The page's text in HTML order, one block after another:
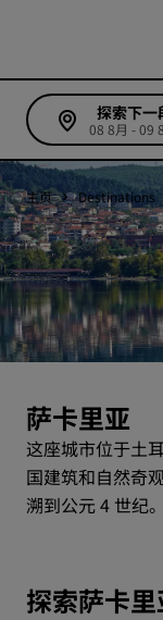
探索下一
主页 Destinations
萨卡里亚
这座城市位于土
国建筑和自然奇
溯到公元 4 世纪。
探索萨卡